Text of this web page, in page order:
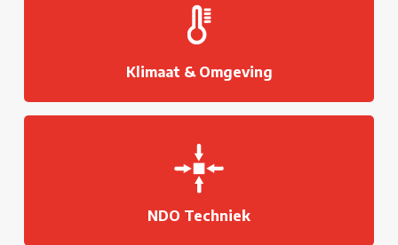
Klimaat & Omgeving
NDO Techniek